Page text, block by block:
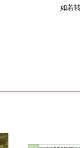
如若